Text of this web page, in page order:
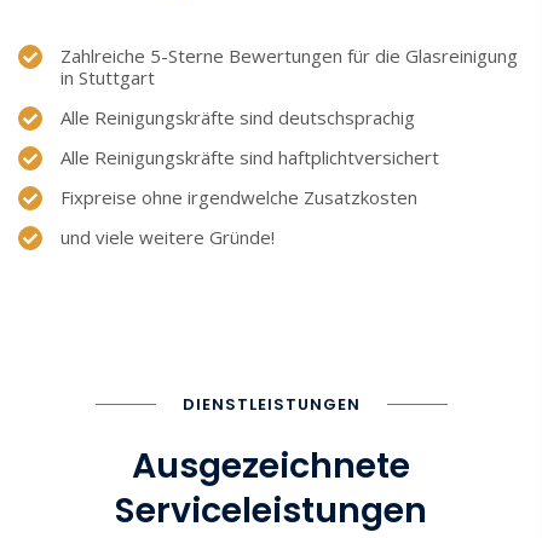
Zahlreiche 5-Sterne Bewertungen für die Glasreinigung
in Stuttgart
Alle Reinigungskräfte sind deutschsprachig
Alle Reinigungskräfte sind haftplichtversichert
Fixpreise ohne irgendwelche Zusatzkosten
und viele weitere Gründe!
DIENSTLEISTUNGEN
Ausgezeichnete
Serviceleistungen